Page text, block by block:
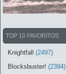
TOP 10 FAVORITOS
Knightfall (2497)
Blocksbuster! (2394)